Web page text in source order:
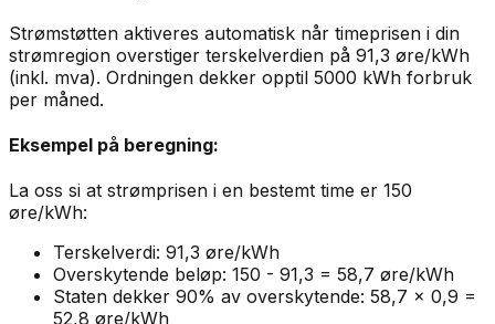
Strømstøtten aktiveres automatisk når timeprisen i din
strømregion overstiger terskelverdien på 91,3 øre/kWh
(inkl. mva). Ordningen dekker opptil 5000 kWh forbruk
per måned.
Eksempel på beregning:
La oss si at strømprisen i en bestemt time er 150
øre/kWh:
Terskelverdi: 91,3 øre/kWh
Overskytende beløp: 150 - 91,3 = 58,7 øre/kWh
Staten dekker 90% av overskytende: 58,7 × 0,9 =
52,8 øre/kWh